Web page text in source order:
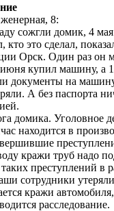
8:
сожгли домик, 4
это сделал,
Орск. Один раз он
купил машину, а
документы на
А без паспорта
домика. Уголовное
находится в
кражи труб надо
преступлений в
сотрудники
кражи
расследование.